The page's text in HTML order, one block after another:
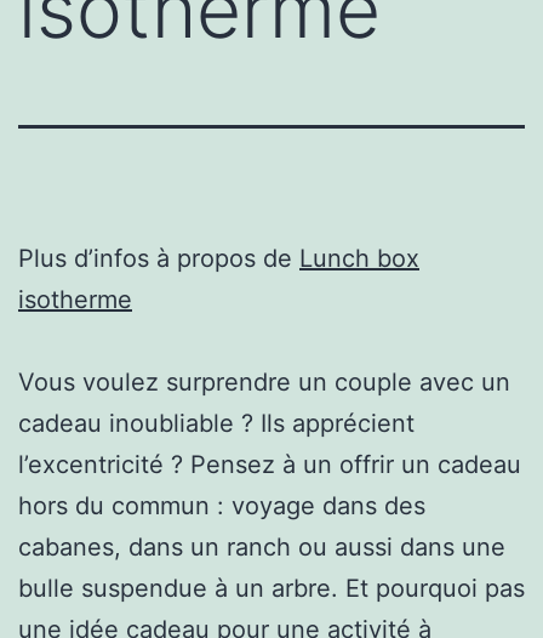
Plus d’infos à propos de Lunch box
isotherme
Vous voulez surprendre un couple avec un
cadeau inoubliable ? Ils apprécient
l’excentricité ? Pensez à un offrir un cadeau
hors du commun : voyage dans des
cabanes, dans un ranch ou aussi dans une
bulle suspendue à un arbre. Et pourquoi pas
une idée cadeau pour une activité à